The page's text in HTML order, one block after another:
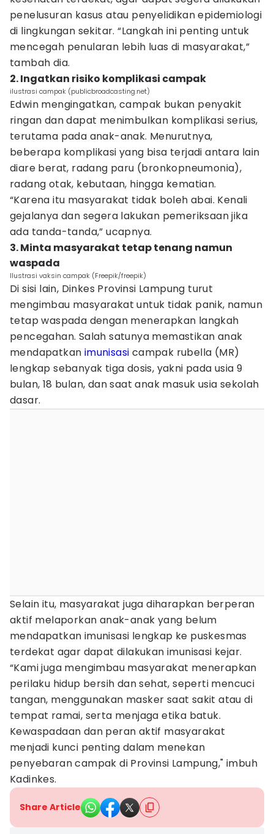
penelusuran kasus atau penyelidikan epidemiologi
di lingkungan sekitar. “Langkah ini penting untuk
mencegah penularan lebih luas di masyarakat,”
tambah dia.
2. Ingatkan risiko komplikasi campak
ilustrasi campak (publicbroadcasting.net)
Edwin mengingatkan, campak bukan penyakit
ringan dan dapat menimbulkan komplikasi serius,
terutama pada anak-anak. Menurutnya,
beberapa komplikasi yang bisa terjadi antara lain
diare berat, radang paru (bronkopneumonia),
radang otak, kebutaan, hingga kematian.
“Karena itu masyarakat tidak boleh abai. Kenali
gejalanya dan segera lakukan pemeriksaan jika
ada tanda-tanda,” ucapnya.
3. Minta masyarakat tetap tenang namun
waspada
Ilustrasi vaksin campak (Freepik/freepik)
Di sisi lain, Dinkes Provinsi Lampung turut
mengimbau masyarakat untuk tidak panik, namun
tetap waspada dengan menerapkan langkah
pencegahan. Salah satunya memastikan anak
mendapatkan imunisasi campak rubella (MR)
lengkap sebanyak tiga dosis, yakni pada usia 9
bulan, 18 bulan, dan saat anak masuk usia sekolah
dasar.
Selain itu, masyarakat juga diharapkan berperan
aktif melaporkan anak-anak yang belum
mendapatkan imunisasi lengkap ke puskesmas
terdekat agar dapat dilakukan imunisasi kejar.
“Kami juga mengimbau masyarakat menerapkan
perilaku hidup bersih dan sehat, seperti mencuci
tangan, menggunakan masker saat sakit atau di
tempat ramai, serta menjaga etika batuk.
Kewaspadaan dan peran aktif masyarakat
menjadi kunci penting dalam menekan
penyebaran campak di Provinsi Lampung," imbuh
Kadinkes.
Share Article